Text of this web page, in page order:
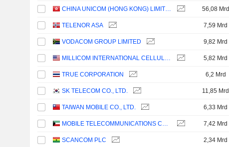
CHINA UNICOM (HONG KONG) LIMITED 56,08 Mrd
TELENOR ASA 7,59 Mrd
VODACOM GROUP LIMITED 9,82 Mrd
MILLICOM INTERNATIONAL CELLULAR S.A. 5,82 Mrd
TRUE CORPORATION 6,2 Mrd
SK TELECOM CO., LTD. 11,85 Mrd
TAIWAN MOBILE CO., LTD. 6,33 Mrd
MOBILE TELECOMMUNICATIONS COMPANY K.S.C.P. 7,42 Mrd
SCANCOM PLC 2,34 Mrd